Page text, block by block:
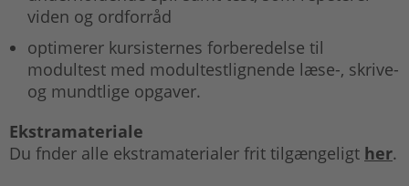
viden og ordforråd
optimerer kursisternes forberedelse til
modultest med modultestlignende læse-, skrive-
og mundtlige opgaver.
Ekstramateriale
Du fnder alle ekstramaterialer frit tilgængeligt her.